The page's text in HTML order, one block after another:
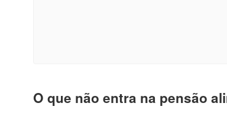
O que não entra na pensão